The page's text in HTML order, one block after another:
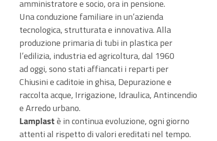
amministratore e socio, ora in pensione.
Una conduzione familiare in un’azienda
tecnologica, strutturata e innovativa.Alla
produzione primaria di tubi in plastica per
l’edilizia, industria ed agricoltura, dal 1960
adoggi, sono stati affiancati i reparti per
Chiusini e caditoie in ghisa, Depurazione e
raccoltaacque, Irrigazione, Idraulica, Antincendio
e Arredo urbano.
Lamplastè in continua evoluzione, ogni giorno
attenti al rispetto di valori ereditati nel tempo.